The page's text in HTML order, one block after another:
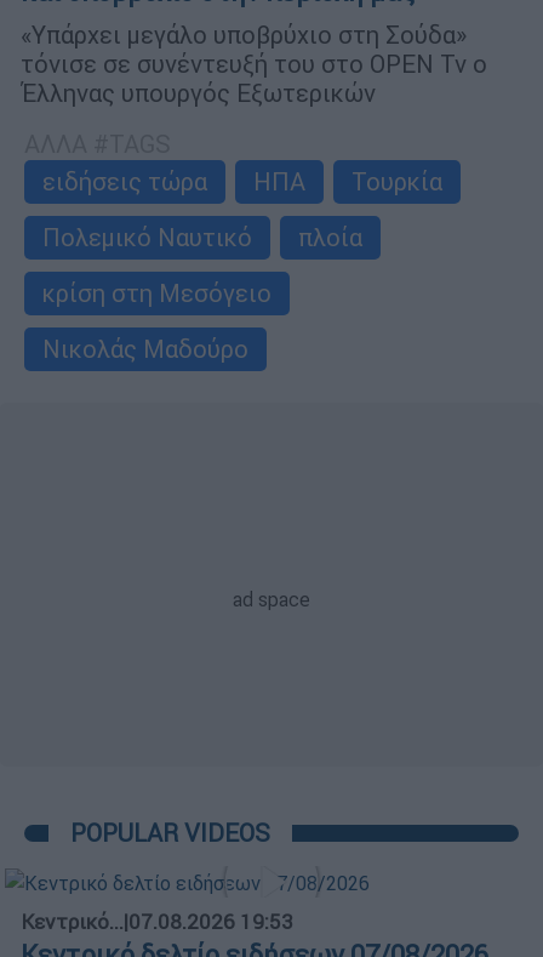
«Υπάρχει μεγάλο υποβρύχιο στη Σούδα»
τόνισε σε συνέντευξή του στο OPEN Tv ο
Έλληνας υπουργός Εξωτερικών
ειδήσεις τώρα
ΗΠΑ
Τουρκία
Πολεμικό Ναυτικό
πλοία
κρίση στη Μεσόγειο
Νικολάς Μαδούρο
POPULAR VIDEOS
Κεντρικό...|07.08.2026 19:53